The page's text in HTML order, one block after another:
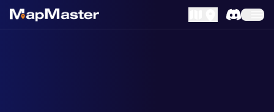
MapLibre